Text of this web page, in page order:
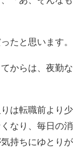
たと思います。
からは、夜勤
は転職前より
なり、毎日の
持ちにゆとりが